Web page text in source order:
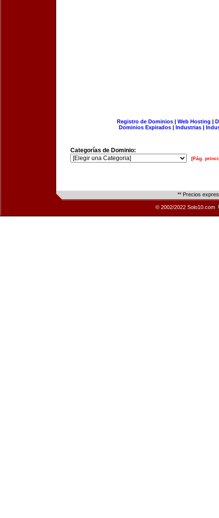
Registro de Dominios| Web Hosting |
Dominios Expirados | Industrias |
Categorías de Dominio:
[Pág.
** Precios
© 2002/2022 Solo10.com